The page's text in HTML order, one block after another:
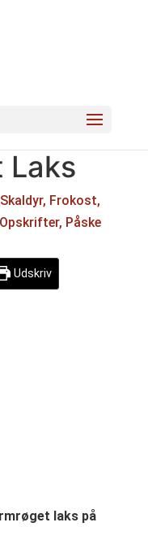
Laks
, Frokost,
Opskrifter, Påske
Udskriv
laks på